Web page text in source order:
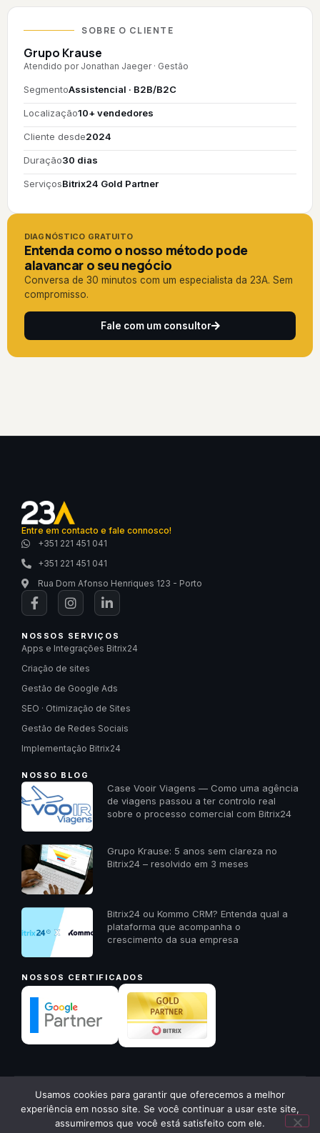
SOBRE O CLIENTE
Grupo Krause
Atendido por Jonathan Jaeger · Gestão
SegmentoAssistencial · B2B/B2C
Localização10+ vendedores
Cliente desde2024
Duração30 dias
ServiçosBitrix24 Gold Partner
DIAGNÓSTICO GRATUITO
Entenda como o nosso método pode
alavancar o seu negócio
Conversa de 30 minutos com um especialista da 23A. Sem
compromisso.
Fale com um consultor
Entre em contacto e fale connosco!
+351 221 451 041
+351 221 451 041
Rua Dom Afonso Henriques 123 - Porto
NOSSOS SERVIÇOS
Apps e Integrações Bitrix24
Criação de sites
Gestão de Google Ads
SEO · Otimização de Sites
Gestão de Redes Sociais
Implementação Bitrix24
NOSSO BLOG
Case Vooir Viagens — Como uma agência
de viagens passou a ter controlo real
sobre o processo comercial com Bitrix24
Grupo Krause: 5 anos sem clareza no
Bitrix24 – resolvido em 3 meses
Bitrix24 ou Kommo CRM? Entenda qual a
plataforma que acompanha o
crescimento da sua empresa
NOSSOS CERTIFICADOS
© 2026 23A Digital · Todos os direitos reservados ·23a.com.pt
Política de PrivacidadeVoltar ao início ↑
Quer receber um diagnóstico
gratuito da sua empresa? Me
✕
Usamos cookies para garantir que oferecemos a melhor
experiência em nosso site. Se você continuar a usar este site,
assumiremos que você está satisfeito com ele.